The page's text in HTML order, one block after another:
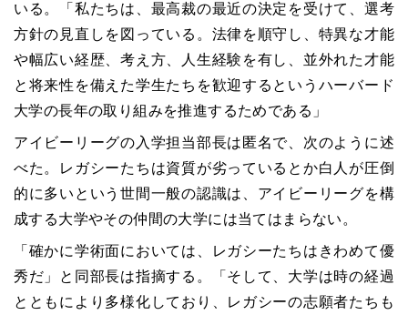
いる。「私たちは、最高裁の最近の決定を受けて、選考
方針の見直しを図っている。法律を順守し、特異な才能
や幅広い経歴、考え方、人生経験を有し、並外れた才能
と将来性を備えた学生たちを歓迎するというハーバード
大学の長年の取り組みを推進するためである」
アイビーリーグの入学担当部長は匿名で、次のように述
べた。レガシーたちは資質が劣っているとか白人が圧倒
的に多いという世間一般の認識は、アイビーリーグを構
成する大学やその仲間の大学には当てはまらない。
「確かに学術面においては、レガシーたちはきわめて優
秀だ」と同部長は指摘する。「そして、大学は時の経過
とともにより多様化しており、レガシーの志願者たちも